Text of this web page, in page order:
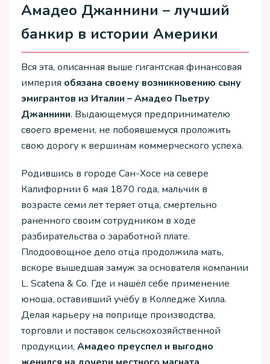
Амадео Джаннини – лучший
банкир в истории Америки
Вся эта, описанная выше гигантская финансовая
империя обязана своему возникновению сыну
эмигрантов из Италии – Амадео Пьетру
Джаннини. Выдающемуся предпринимателю
своего времени, не побоявшемуся проложить
свою дорогу к вершинам коммерческого успеха.
Родившись в городе Сан-Хосе на севере
Калифорнии 6 мая 1870 года, мальчик в
возрасте семи лет теряет отца, смертельно
раненного своим сотрудником в ходе
разбирательства о заработной плате.
Плодоовощное дело отца продолжила мать,
вскоре вышедшая замуж за основателя компании
L. Scatena & Co. Где и нашёл себе применение
юноша, оставивший учёбу в Колледже Хилла.
Делая карьеру на поприще производства,
торговли и поставок сельскохозяйственной
продукции, Амадео преуспел и выгодно